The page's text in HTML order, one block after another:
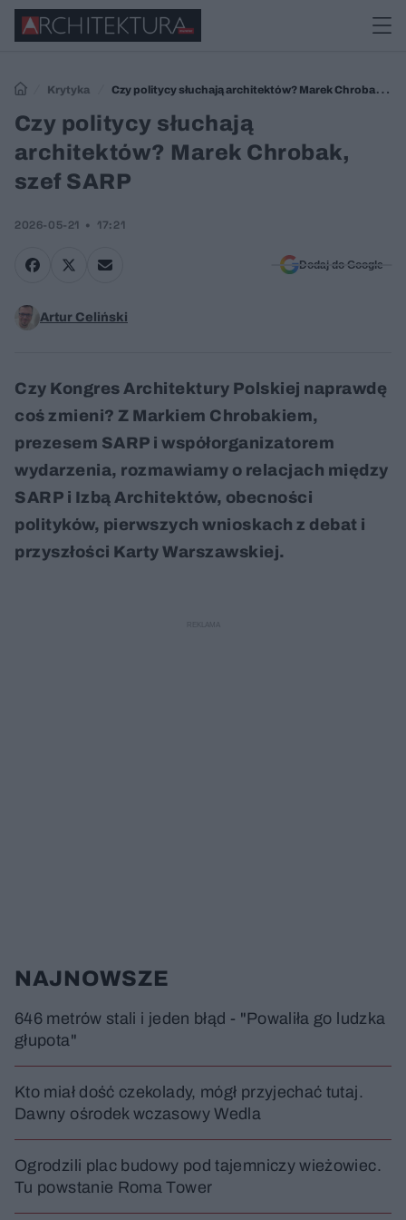
Krytyka
Czy politycy słuchają architektów? Marek Chrobak,
szef SARP
Czy politycy słuchają
architektów? Marek Chrobak,
szef SARP
2026-05-21 17:21
Dodaj do Google
Artur Celiński
Czy Kongres Architektury Polskiej naprawdę
coś zmieni? Z Markiem Chrobakiem,
prezesem SARP i współorganizatorem
wydarzenia, rozmawiamy o relacjach między
SARP i Izbą Architektów, obecności
polityków, pierwszych wnioskach z debat i
przyszłości Karty Warszawskiej.
NAJNOWSZE
646 metrów stali i jeden błąd - "Powaliła go ludzka
głupota"
Kto miał dość czekolady, mógł przyjechać tutaj.
Dawny ośrodek wczasowy Wedla
Ogrodzili plac budowy pod tajemniczy wieżowiec.
Tu powstanie Roma Tower